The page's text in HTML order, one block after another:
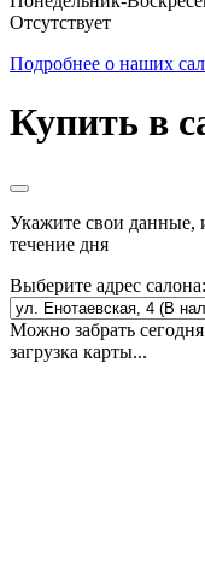
Отсутствует
Подробнее о наших
Купить в
Укажите свои данные,
течение дня
Выберите адрес салона:
Можно забрать сегодня
загрузка карты...